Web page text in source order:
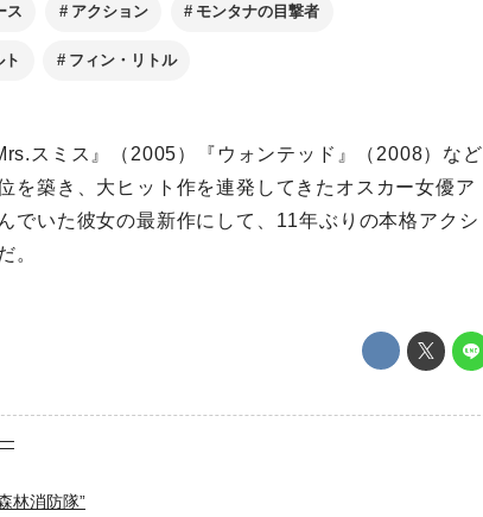
ス アクション モンタナの目撃者
ト フィン・リトル
スミス』（2005）『ウォンテッド』（2008）など
を築き、大ヒット作を連発してきたオスカー女優ア
でいた彼女の最新作にして、11年ぶりの本格アクシ
。
林消防隊”